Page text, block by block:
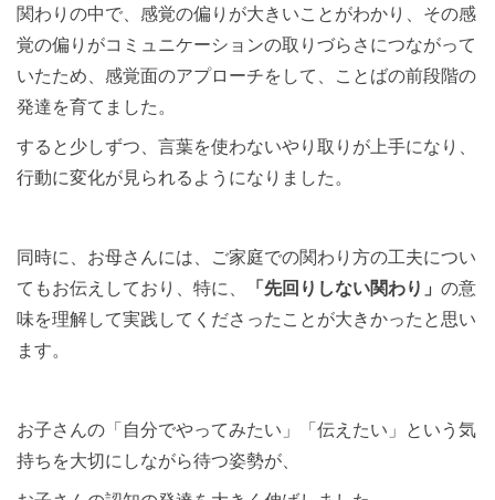
関わりの中で、感覚の偏りが大きいことがわかり、その感
覚の偏りがコミュニケーションの取りづらさにつながって
いたため、感覚面のアプローチをして、ことばの前段階の
発達を育てました。
すると少しずつ、言葉を使わないやり取りが上手になり、
行動に変化が見られるようになりました。
同時に、お母さんには、ご家庭での関わり方の工夫につい
てもお伝えしており、特に、
「先回りしない関わり」 の意
味を理解して実践してくださったことが大きかったと思い
ます。
お子さんの「自分でやってみたい」「伝えたい」という気
持ちを大切にしながら待つ姿勢が、